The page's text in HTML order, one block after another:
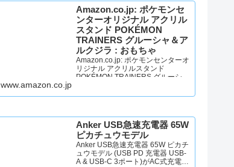
Amazon.co.jp: ポケモンセ
ンターオリジナル アクリル
スタンド POKÉMON
TRAINERS グルーシャ＆ア
ルクジラ : おもちゃ
Amazon.co.jp: ポケモンセンターオ
リジナル アクリルスタンド
POKÉMON TRAINERS グルーシャ
www.amazon.co.jp
Anker USB急速充電器 65W
ピカチュウモデル
Anker USB急速充電器 65W ピカチ
ュウモデル (USB PD 充電器 USB-
A & USB-C 3ポート)がAC式充電器